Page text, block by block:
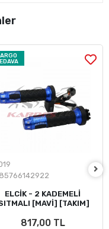
ELCİK - 2 KADEMELİ
[MAVİ] [TAKIM]
817,00 TL